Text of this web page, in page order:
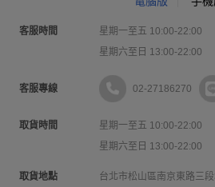
客服時間
星期一至五 10:00-22:00
星期六至日 13:00-22:00
客服專線 02-27186270
取貨時間
星期一至五 10:00-22:00
星期六至日 13:00-22:00
取貨地點 台北市松山區南京東路三